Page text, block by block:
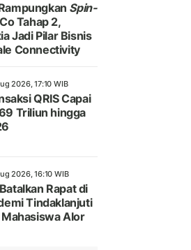
Spin-
Tahap 2,
Jadi Pilar Bisnis
Connectivity
2026, 17:10 WIB
QRIS Capai
Triliun hingga
2026, 16:10 WIB
Rapat di
Tindaklanjuti
Alor